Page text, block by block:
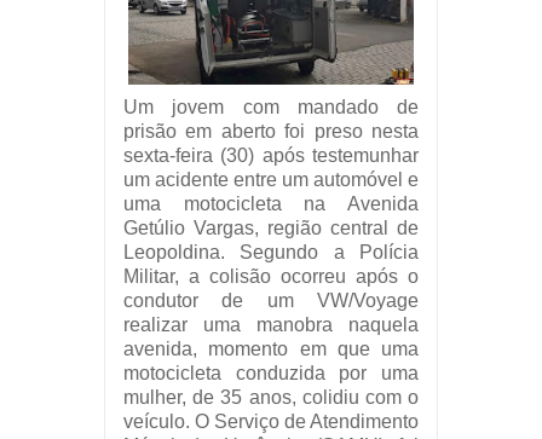
Um jovem com mandado de
prisão em aberto foi preso nesta
sexta-feira (30) após testemunhar
um acidente entre um automóvel e
uma motocicleta na Avenida
Getúlio Vargas, região central de
Leopoldina. Segundo a Polícia
Militar, a colisão ocorreu após o
condutor de um VW/Voyage
realizar uma manobra naquela
avenida, momento em que uma
motocicleta conduzida por uma
mulher, de 35 anos, colidiu com o
veículo. O Serviço de Atendimento